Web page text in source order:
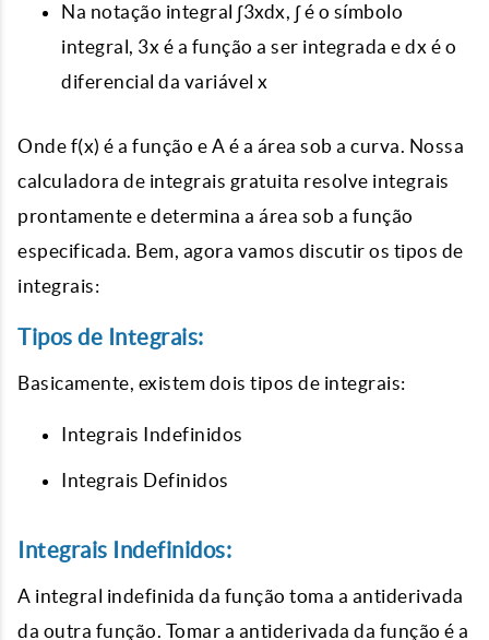
Na notação integral ∫3xdx, ∫ é o símbolo
integral, 3x é a função a ser integrada e dx é o
diferencial da variável x
Onde f(x) é a função e A é a área sob a curva. Nossa
calculadora de integrais gratuita resolve integrais
prontamente e determina a área sob a função
especificada. Bem, agora vamos discutir os tipos de
integrais:
Tipos de Integrais:
Basicamente, existem dois tipos de integrais:
Integrais Indefinidos
Integrais Definidos
Integrais Indefinidos:
A integral indefinida da função toma a antiderivada
da outra função. Tomar a antiderivada da função é a